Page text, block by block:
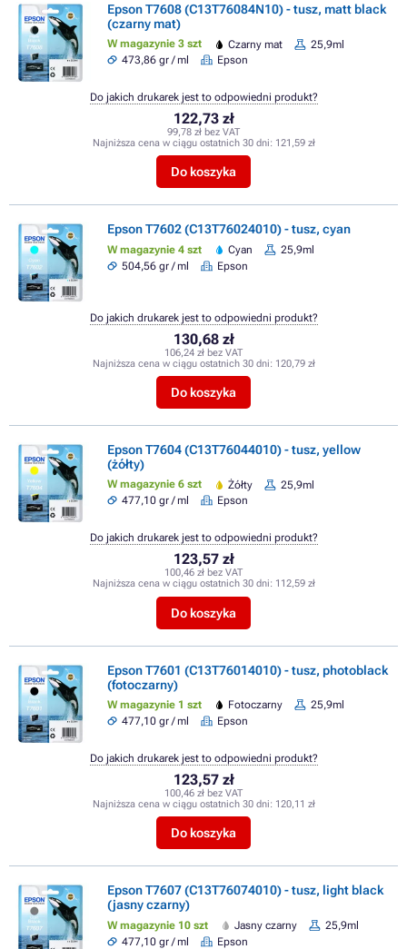
Epson T7608 (C13T76084N10) - tusz, matt black
(czarny mat)
W magazynie 3 szt Czarny mat
25,9ml
473,86 gr / ml
Epson
122,73 zł
99,78 zł bez VAT
Najniższa cena w ciągu ostatnich 30 dni: 121,59 zł
Do koszyka
Do jakich drukarek jest to odpowiedni produkt?
Epson T7602 (C13T76024010) - tusz, cyan
W magazynie 4 szt Cyan
25,9ml
504,56 gr / ml
Epson
130,68 zł
106,24 zł bez VAT
Najniższa cena w ciągu ostatnich 30 dni: 120,79 zł
Do koszyka
Do jakich drukarek jest to odpowiedni produkt?
Epson T7604 (C13T76044010) - tusz, yellow
(żółty)
W magazynie 6 szt Żółty
25,9ml
477,10 gr / ml
Epson
123,57 zł
100,46 zł bez VAT
Najniższa cena w ciągu ostatnich 30 dni: 112,59 zł
Do koszyka
Do jakich drukarek jest to odpowiedni produkt?
Epson T7601 (C13T76014010) - tusz, photoblack
(fotoczarny)
W magazynie 1 szt Fotoczarny
25,9ml
477,10 gr / ml
Epson
123,57 zł
100,46 zł bez VAT
Najniższa cena w ciągu ostatnich 30 dni: 120,11 zł
Do koszyka
Do jakich drukarek jest to odpowiedni produkt?
Epson T7607 (C13T76074010) - tusz, light black
(jasny czarny)
W magazynie 10 szt Jasny czarny
25,9ml
477,10 gr / ml
Epson